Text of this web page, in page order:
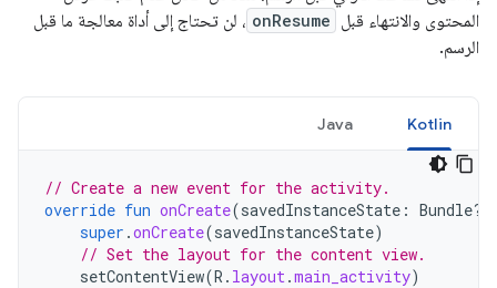
المحتوى والانتهاء قبل onResume ، لن تحتاج إلى أداة معالجة ما قبل
الرسم.
Kotlin
Java
// Create a new event for the activity.
override fun onCreate(savedInstanceState : Bundle?)
super .onCreate(savedInstanceState)
// Set the layout for the content view.
setContentView(R . layout.main_activity)